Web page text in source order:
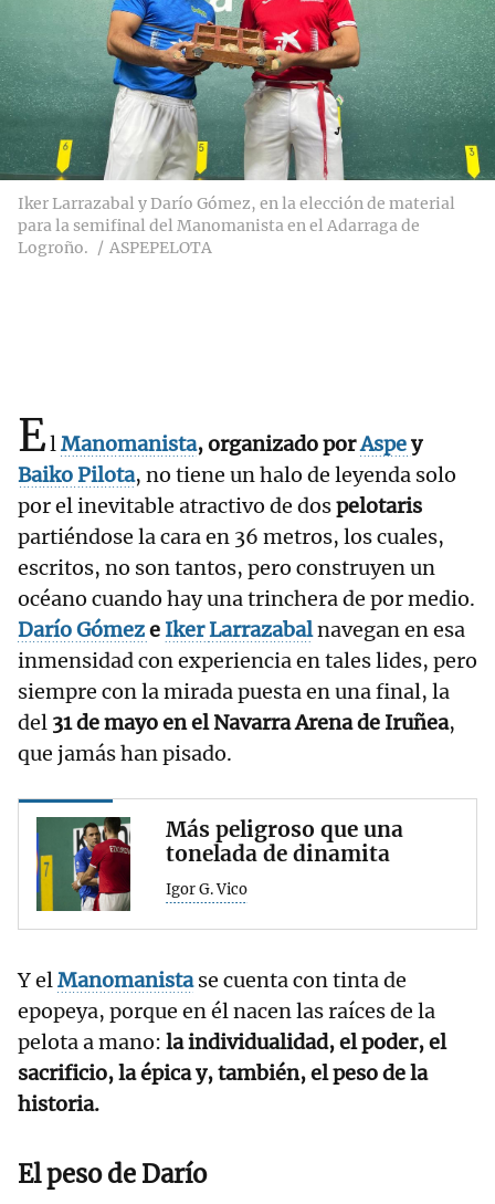
Iker Larrazabal y Darío Gómez, en la elección de material
para la semifinal del Manomanista en el Adarraga de
Logroño.
ASPEPELOTA
ElManomanista, organizado porAspey
Baiko Pilota, no tiene un halo de leyenda solo
por el inevitable atractivo de dospelotaris
partiéndose la cara en 36 metros, los cuales,
escritos, no son tantos, pero construyen un
océano cuando hay una trinchera de por medio.
DaríoGómeze IkerLarrazabalnavegan en esa
inmensidad con experiencia en tales lides, pero
siempre con la mirada puesta en una final, la
del 31 de mayo en el Navarra Arena de Iruñea,
que jamás han pisado.
Más peligroso que una
tonelada de dinamita
Igor G. Vico
Y elManomanista se cuenta con tinta de
epopeya, porque en él nacen las raíces de la
pelota a mano: la individualidad, el poder, el
sacrificio, la épica y, también, el peso de la
historia.
El peso de Darío